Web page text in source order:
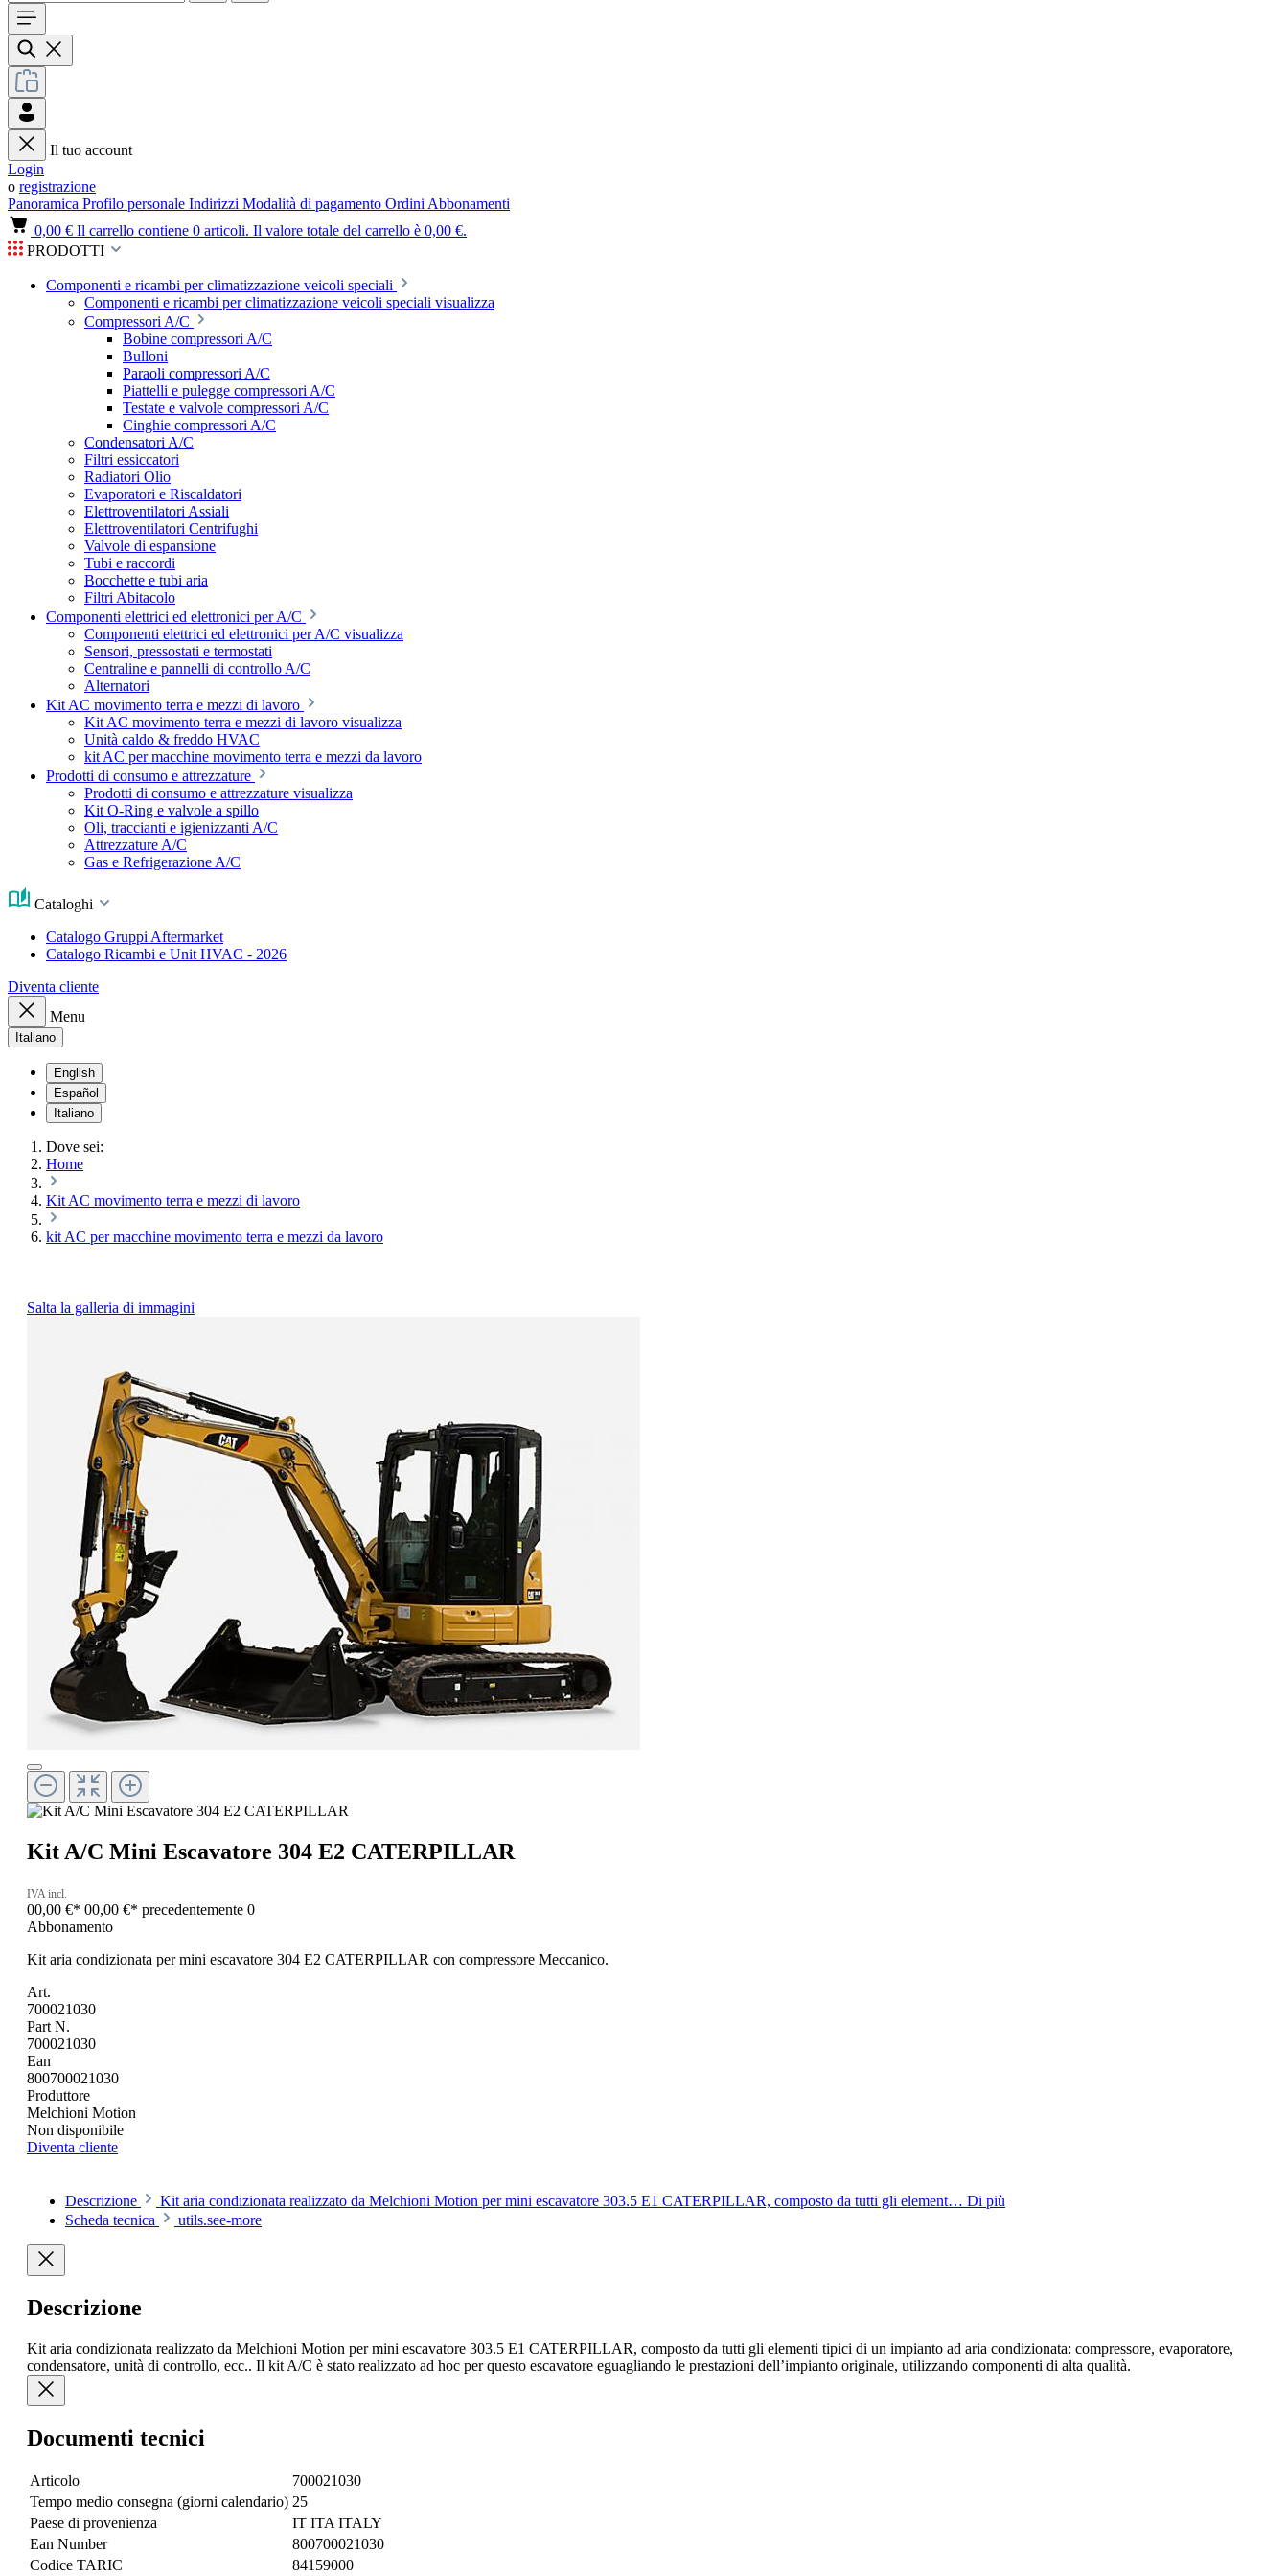
Il tuo account
Login
o registrazione
Panoramica Profilo personale Indirizzi Modalità di pagamento Ordini Abbonamenti
0,00 € Il carrello contiene 0 articoli. Il valore totale del carrello è 0,00 €.
PRODOTTI
Componenti e ricambi per climatizzazione veicoli speciali
Componenti e ricambi per climatizzazione veicoli speciali visualizza
Compressori A/C
Bobine compressori A/C
Bulloni
Paraoli compressori A/C
Piattelli e pulegge compressori A/C
Testate e valvole compressori A/C
Cinghie compressori A/C
Condensatori A/C
Filtri essiccatori
Radiatori Olio
Evaporatori e Riscaldatori
Elettroventilatori Assiali
Elettroventilatori Centrifughi
Valvole di espansione
Tubi e raccordi
Bocchette e tubi aria
Filtri Abitacolo
Componenti elettrici ed elettronici per A/C
Componenti elettrici ed elettronici per A/C visualizza
Sensori, pressostati e termostati
Centraline e pannelli di controllo A/C
Alternatori
Kit AC movimento terra e mezzi di lavoro
Kit AC movimento terra e mezzi di lavoro visualizza
Unità caldo & freddo HVAC
kit AC per macchine movimento terra e mezzi da lavoro
Prodotti di consumo e attrezzature
Prodotti di consumo e attrezzature visualizza
Kit O-Ring e valvole a spillo
Oli, traccianti e igienizzanti A/C
Attrezzature A/C
Gas e Refrigerazione A/C
Cataloghi
Catalogo Gruppi Aftermarket
Catalogo Ricambi e Unit HVAC - 2026
Diventa cliente
Menu
Italiano
English
Español
Italiano
Dove sei:
Home
Kit AC movimento terra e mezzi di lavoro
kit AC per macchine movimento terra e mezzi da lavoro
Salta la galleria di immagini
Kit A/C Mini Escavatore 304 E2 CATERPILLAR
IVA incl.
00,00 €* 00,00 €* precedentemente 0
Abbonamento
Kit aria condizionata per mini escavatore 304 E2 CATERPILLAR con compressore Meccanico.
Art.
700021030
Part N.
700021030
Ean
800700021030
Produttore
Melchioni Motion
Non disponibile
Diventa cliente
Descrizione Kit aria condizionata realizzato da Melchioni Motion per mini escavatore 303.5 E1 CATERPILLAR, composto da tutti gli element… Di più
Scheda tecnica
utils.see-more
Descrizione
Kit aria condizionata realizzato da Melchioni Motion per mini escavatore 303.5 E1 CATERPILLAR, composto da tutti gli elementi tipici di un impianto ad aria condizionata: compressore, evaporatore,
condensatore, unità di controllo, ecc.. Il kit A/C è stato realizzato ad hoc per questo escavatore eguagliando le prestazioni dell’impianto originale, utilizzando componenti di alta qualità.
Documenti tecnici
Articolo
700021030
Tempo medio consegna (giorni calendario) 25
Paese di provenienza
IT ITA ITALY
Ean Number
800700021030
Codice TARIC
84159000